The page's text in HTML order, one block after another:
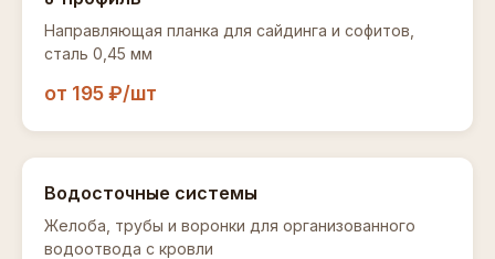
Направляющая планка для сайдинга и софитов,
сталь 0,45 мм
от 195 ₽/шт
Водосточные системы
Желоба, трубы и воронки для организованного
водоотвода с кровли